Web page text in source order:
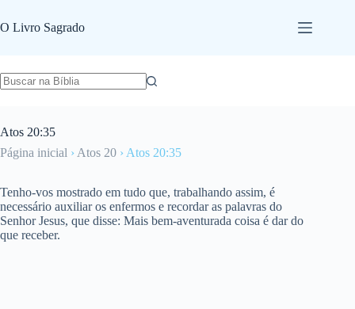
para
o
O Livro Sagrado
Atos 20:35
Página inicial › Atos 20 › Atos 20:35
Tenho-vos mostrado em tudo que, trabalhando assim, é
necessário auxiliar os enfermos e recordar as palavras do
Senhor Jesus, que disse: Mais bem-aventurada coisa é dar do
que receber.